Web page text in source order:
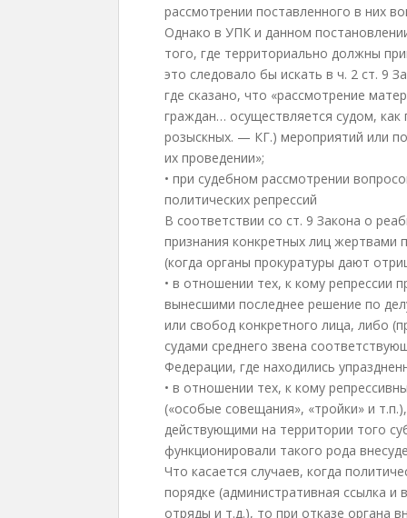
рассмотрении поставленного в них
Однако в УПК и данном
того, где территориально должны
это следовало бы искать в ч. 2 ст. 9
где сказано, что «рассмотрение
граждан… осуществляется судом,
розыскных. — КГ.) мероприятий или
их проведении»;
• при судебном рассмотрении
политических репрессий
В соответствии со ст. 9 Закона о
признания конкретных лиц жертвами
(когда органы прокуратуры дают
• в отношении тех, к кому репрессии
вынесшими последнее решение по
или свобод конкретного лица, либо
судами среднего звена
Федерации, где находились
• в отношении тех, к кому
(«особые совещания», «тройки» и
действующими на территории того
функционировали такого рода
Что касается случаев, когда
порядке (административная ссылка
отряды и т.д.), то при отказе органа